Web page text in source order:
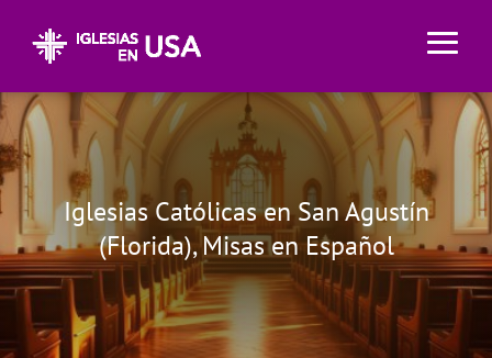
Iglesias Católicas en San Agustín
(Florida), Misas en Español